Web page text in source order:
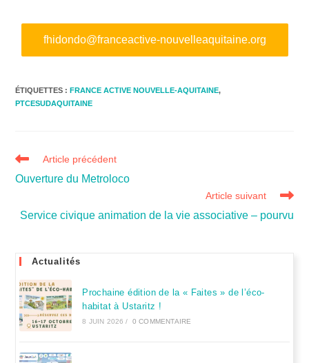
fhidondo@franceactive-nouvelleaquitaine.org
ÉTIQUETTES :FRANCE ACTIVE NOUVELLE-AQUITAINE,
PTCESUDAQUITAINE
Article précédent
Ouverture du Metroloco
Article suivant
Service civique animation de la vie associative – pourvu
Actualités
Prochaine édition de la « Faites » de l’éco-
habitat à Ustaritz !
8 JUIN 2026 / 0 COMMENTAIRE